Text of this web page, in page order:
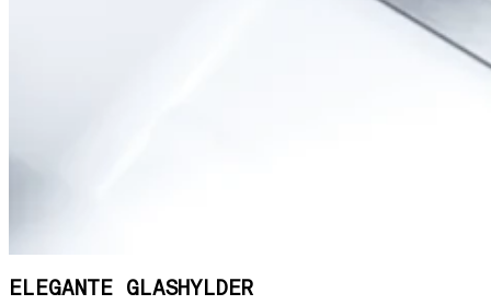
ELEGANTE GLASHYLDER